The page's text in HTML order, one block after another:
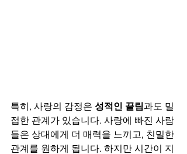
특히, 사랑의 감정은 성적인 끌림과도 밀
접한 관계가 있습니다. 사랑에 빠진 사람
들은 상대에게 더 매력을 느끼고, 친밀한
관계를 원하게 됩니다. 하지만 시간이 지